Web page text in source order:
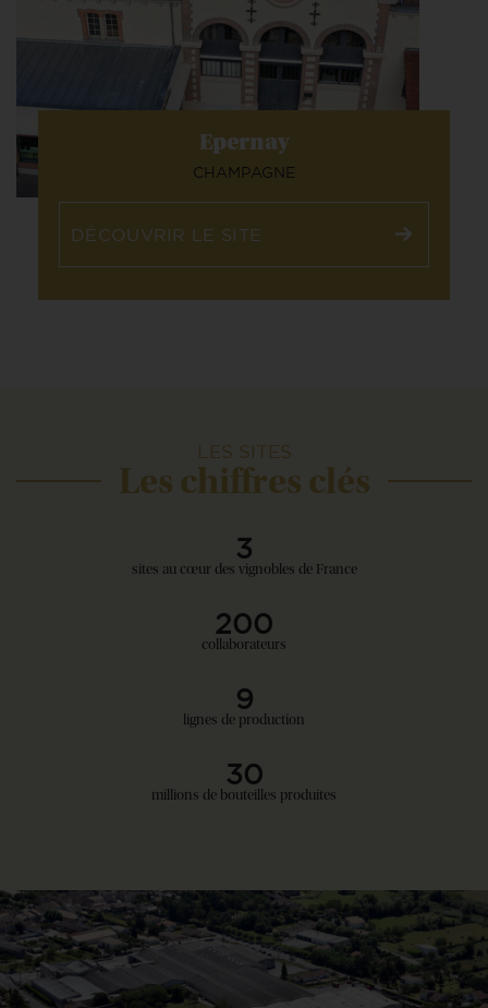
Epernay
CHAMPAGNE
DÉCOUVRIR LE SITE
LES SITES
Les chiffres clés
3
sites au cœur des vignobles de France
200
collaborateurs
9
lignes de production
30
millions de bouteilles produites